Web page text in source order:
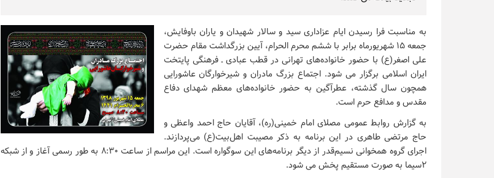
به مناسبت فرا رسیدن ایام عزاداری سید و سالار شهیدان و یاران باوفایش،
جمعه ۱۵ شهریورماه برابر با ششم محرم الحرام، آیین بزرگداشت مقام حضرت
علی اصغر(ع) با حضور خانواده‌های تهرانی در قطب عبادی ـ فرهنگی پایتخت
ایران اسلامی برگزار می شود. اجتماع بزرگ مادران و شیرخوارگان عاشورایی
همچون سال گذشته، عطرآگین به حضور خانواده‌های معظم شهدای دفاع
مقدس و مدافع حرم است.
به گزارش روابط عمومی مصلای امام خمینی(ره)، آقایان حاج احمد واعظی و
حاج مرتضی طاهری در این برنامه به ذکر مصیبت اهل‌بیت(ع) می‌پردازند.
اجرای گروه همخوانی نسیم‌قدر از دیگر برنامه‌های این سوگواره است. این مراسم از ساعت ۸:۳۰ به طور رسمی آغاز و از شبکه
۲سیما به صورت مستقیم پخش می شود.